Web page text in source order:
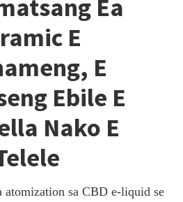
Ea
E
E
Ebile E
Nako E
atomization sa CBD e-liquid se